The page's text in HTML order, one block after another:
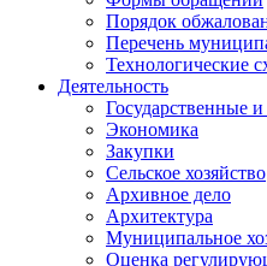
Порядок
Перечень
Технологические
Деятельность
Государственные
Экономика
Закупки
Сельское хозяйство
Архивное дело
Архитектура
Муниципальное
Оценка